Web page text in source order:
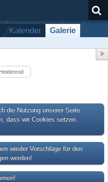
Kalender Galerie
die Nutzung unserer Seite
dass wir Cookies setzen.
wieder Vorschläge für den
werden!